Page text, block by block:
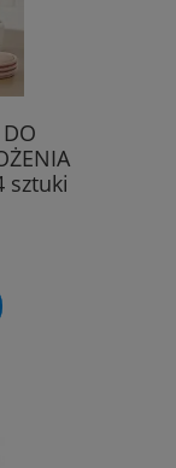
sztuki